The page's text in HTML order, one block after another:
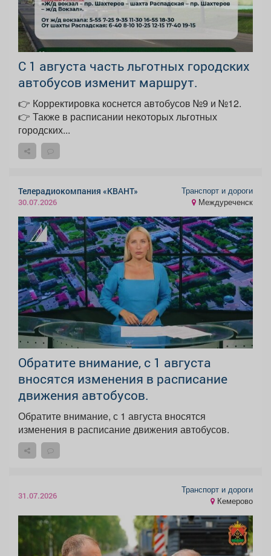
С 1 августа часть льготных городских
автобусов изменит маршрут.
👉 Корректировка коснется автобусов №9 и №12.
👉 Также в расписании некоторых льготных
городских...
Телерадиокомпания «КВАНТ»
30.07.2026
Транспорт и дороги
Междуреченск
Обратите внимание, с 1 августа
вносятся изменения в расписание
движения автобусов.
Обратите внимание, с 1 августа вносятся
изменения в расписание движения автобусов.
31.07.2026
Транспорт и дороги
Кемерово